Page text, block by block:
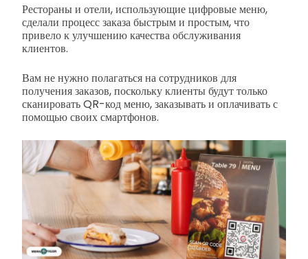
Рестораны и отели, использующие цифровые меню,
сделали процесс заказа быстрым и простым, что
привело к улучшению качества обслуживания
клиентов.
Вам не нужно полагаться на сотрудников для
получения заказов, поскольку клиенты будут только
сканировать QR-код меню, заказывать и оплачивать с
помощью своих смартфонов.